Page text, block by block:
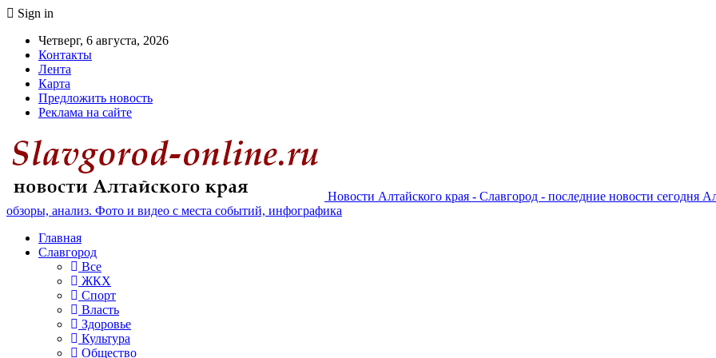
Sign in
Четверг, 6 августа, 2026
Контакты
Лента
Карта
Предложить новость
Реклама на сайте
Новости Алтайского края - Славгород - последние новости сегодня
обзоры, анализ. Фото и видео с места событий, инфографика
Главная
Славгород
Все
ЖКХ
Спорт
Власть
Здоровье
Культура
Общество